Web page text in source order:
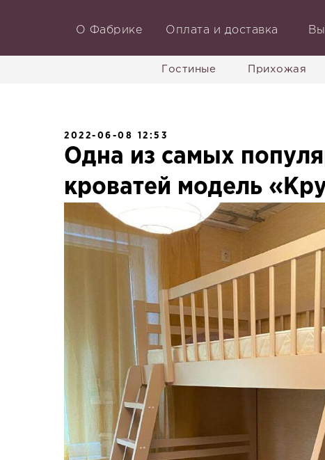
О Фабрике Оплата и доставка
Гостиные Прихожая
2022-06-08 12:53
Одна из самых
кроватей модель